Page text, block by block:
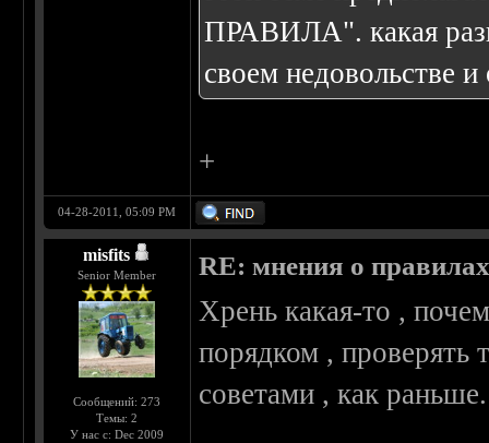
ПРАВИЛА". какая
своем недовольстве
+
04-28-2011, 05:09 PM
misfits
Senior Member
Сообщений: 273
Темы: 2
У нас с: Dec 2009
RE: мнения о
Хрень какая-то ,
порядком , проверять
советами , как раньше.